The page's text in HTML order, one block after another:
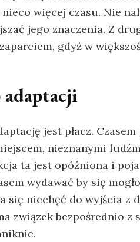
więcej czasu. Nie
jego znaczenia. Z
gdyż w
adaptacji
jest płacz.
nieznanymi
ta jest opóźniona i
wydawać by się
się niechęć do wyjścia z
związek bezpośrednio